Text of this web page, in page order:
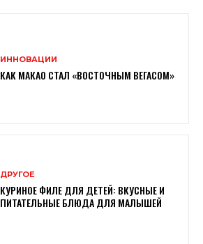
ИННОВАЦИИ
КАК МАКАО СТАЛ «ВОСТОЧНЫМ ВЕГАСОМ»
ДРУГОЕ
КУРИНОЕ ФИЛЕ ДЛЯ ДЕТЕЙ: ВКУСНЫЕ И
ПИТАТЕЛЬНЫЕ БЛЮДА ДЛЯ МАЛЫШЕЙ